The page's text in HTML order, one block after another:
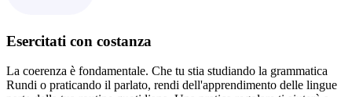
Esercitati con costanza
La coerenza è fondamentale. Che tu stia studiando la grammatica
Rundi o praticando il parlato, rendi dell'apprendimento delle lingue